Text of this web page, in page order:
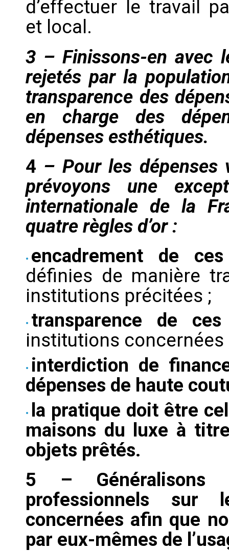
d’effectuer le travail
et local.
3 – Finissons-en avec
rejetés par la
transparence des
en charge des
dépenses esthétiques.
4 – Pour les dépenses
prévoyons une
internationale de la
quatre règles d’or :
encadrement de ces
définies de manière
institutions précitées ;
transparence de ces
institutions concernées
interdiction de
dépenses de haute
la pratique doit être
maisons du luxe à
objets prêtés.
5 – Généralisons
professionnels sur
concernées afin que
par eux-mêmes de